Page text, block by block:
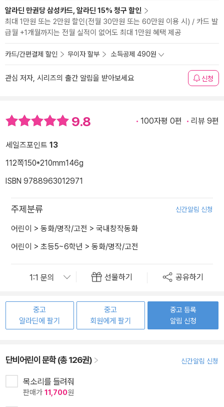
알라딘 만권당 삼성카드, 알라딘 15% 청구 할인
최대 1만원 또는 2만원 할인(전월 30만원 또는 60만원 이용 시) / 카드 발
급월 +1개월까지는 전월 실적이 없어도 최대 1만원 혜택 제공
카드/간편결제 할인 무이자 할부 소득공제 490원
관심 저자, 시리즈의 출간 알림을 받아보세요 신청
9.8 100자평 0편 리뷰 9편
세일즈포인트 13
112쪽150*210mm146g
ISBN 9788963012971
주제분류 신간알림 신청
어린이 > 동화/명작/고전 > 국내창작동화
어린이 > 초등5~6학년 > 동화/명작/고전
선물하기 공유하기
중고
알라딘에 팔기
중고
회원에게 팔기
중고 등록
알림 신청
단비어린이 문학 (총 126권) 신간알림 신청
목소리를 들려줘
판매가 11,700원